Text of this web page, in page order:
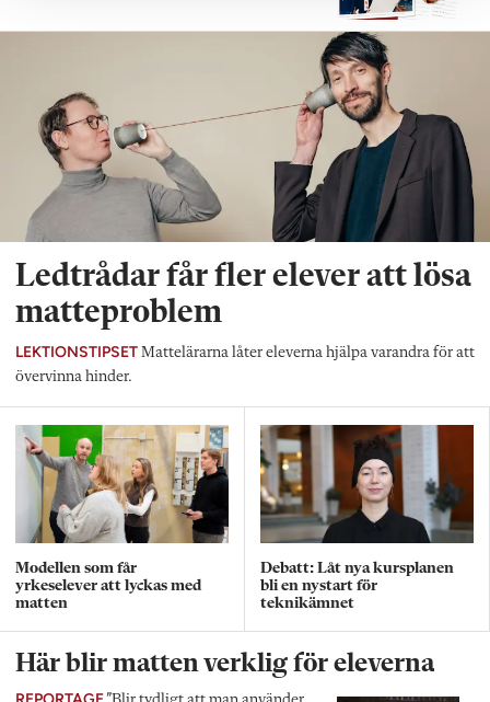
Ledtrådar får fler elever att lösa
matteproblem
LEKTIONSTIPSET Mattelärarna låter eleverna hjälpa varandra för att
övervinna hinder.
Modellen som får
yrkeselever att lyckas med
matten
Debatt: Låt nya kursplanen
bli en nystart för
teknikämnet
Här blir matten verklig för eleverna